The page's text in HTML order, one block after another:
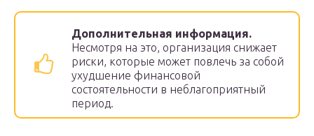
Дополнительная информация.
Несмотря на это, организация снижает
риски, которые может повлечь за собой
ухудшение финансовой
состоятельности в неблагоприятный
период.